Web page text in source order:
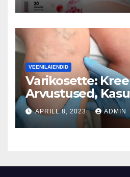
VEENILAIENDID
Varikosette:
Arvustused,
Hind, Kasu, Töö
APRILL 8, 2023 ADMIN